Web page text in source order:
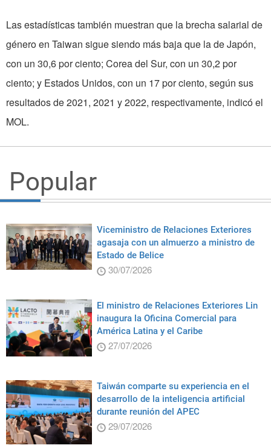
Las estadísticas también muestran que la brecha salarial de
género en Taiwan sigue siendo más baja que la de Japón,
con un 30,6 por ciento; Corea del Sur, con un 30,2 por
ciento; y Estados Unidos, con un 17 por ciento, según sus
resultados de 2021, 2021 y 2022, respectivamente, indicó el
MOL.
Popular
Viceministro de Relaciones Exteriores
agasaja con un almuerzo a ministro de
Estado de Belice
30/07/2026
El ministro de Relaciones Exteriores Lin
inaugura la Oficina Comercial para
América Latina y el Caribe
27/07/2026
Taiwán comparte su experiencia en el
desarrollo de la inteligencia artificial
durante reunión del APEC
29/07/2026